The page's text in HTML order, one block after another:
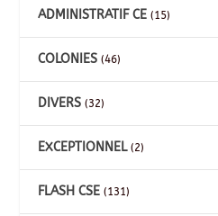
ADMINISTRATIF CE (15)
COLONIES (46)
DIVERS (32)
EXCEPTIONNEL(2)
FLASH CSE (131)